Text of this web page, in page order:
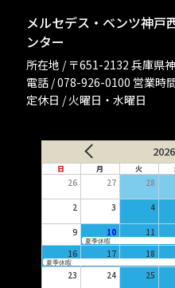
メルセデス・ベンツ神戸
ンター
所在地 / 〒651-2132 兵庫
電話 / 078-926-0100 営業時
定休日 / 火曜日・水曜日
日 月 火
26 27 28
2 3 4
9 10 11
夏季休暇
16 17 18
夏季休暇
23 24 25